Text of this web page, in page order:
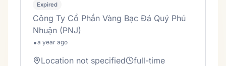
Expired
Công Ty Cổ Phần Vàng Bạc Đá Quý Phú
Nhuận (PNJ)
•a year ago
Location not specified full-time